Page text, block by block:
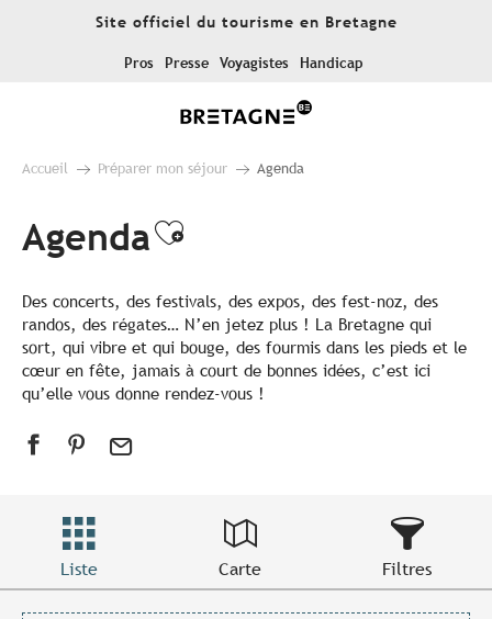
Site officiel du tourisme en Bretagne
Pros Presse Voyagistes Handicap
Accueil Préparer mon séjour Agenda
AgendaAjouter aux favoris
Des concerts, des festivals, des expos, des fest-noz, des
randos, des régates… N’en jetez plus ! La Bretagne qui
sort, qui vibre et qui bouge, des fourmis dans les pieds et le
cœur en fête, jamais à court de bonnes idées, c’est ici
qu’elle vous donne rendez-vous !
Liste Carte Filtres